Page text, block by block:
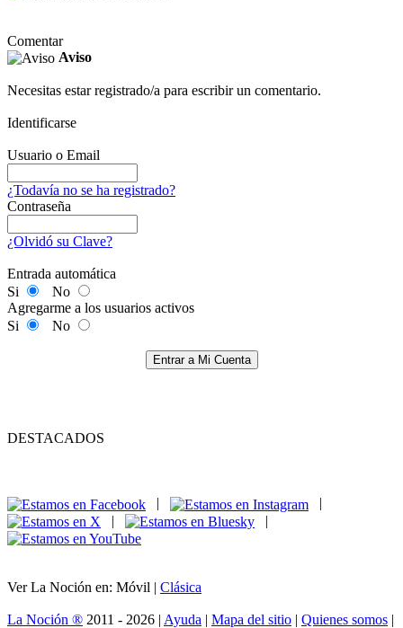
Comentar
Aviso
Necesitas estar registrado/a para escribir un comentario.
Identificarse
Usuario o Email
¿Todavía no se ha registrado?
Contraseña
¿Olvidó su Clave?
Entrada automática
Si
No
Agregarme a los usuarios activos
Si
No
Entrar a Mi Cuenta
DESTACADOS
|
|
Ver La Noción en: Móvil | Clásica
La Noción ® 2011 - 2026 | Ayuda | Mapa del sitio | Quienes somos |